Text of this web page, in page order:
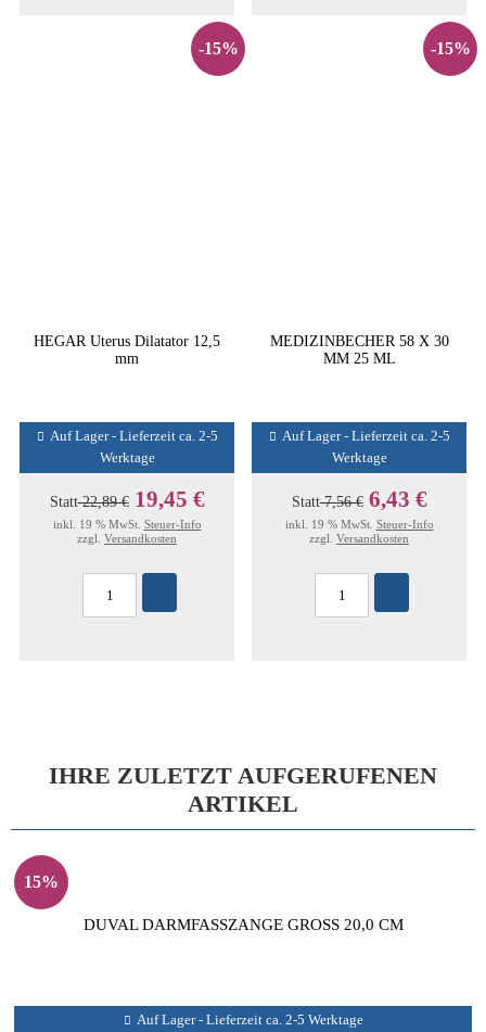
-15%
HEGAR Uterus Dilatator 12,5
mm
Auf Lager - Lieferzeit ca. 2-5
Werktage
Statt22,89 € 19,45 €
inkl. 19 % MwSt. Steuer-Info
zzgl. Versandkosten
-15%
MEDIZINBECHER 58 X 30
MM 25 ML
Auf Lager - Lieferzeit ca. 2-5
Werktage
Statt7,56 € 6,43 €
inkl. 19 % MwSt. Steuer-Info
zzgl. Versandkosten
IHRE ZULETZT AUFGERUFENEN
ARTIKEL
15%
DUVAL DARMFASSZANGE GROSS 20,0 CM
Auf Lager - Lieferzeit ca. 2-5 Werktage